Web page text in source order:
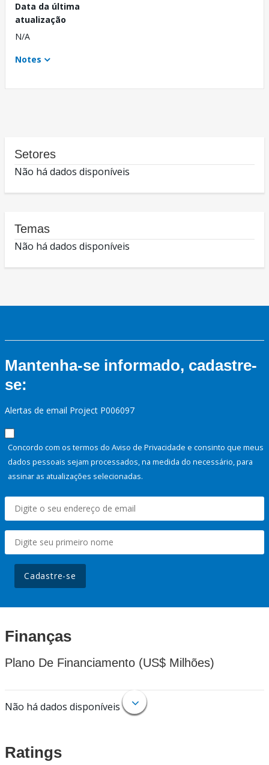
Data da última
atualização
N/A
Notes
Setores
Não há dados disponíveis
Temas
Não há dados disponíveis
Mantenha-se informado, cadastre-
se:
Alertas de email Project P006097
Concordo com os termos do Aviso de Privacidade e consinto que meus
dados pessoais sejam processados, na medida do necessário, para
assinar as atualizações selecionadas.
Cadastre-se
Finanças
Plano De Financiamento (US$ Milhões)
Não há dados disponíveis
Ratings